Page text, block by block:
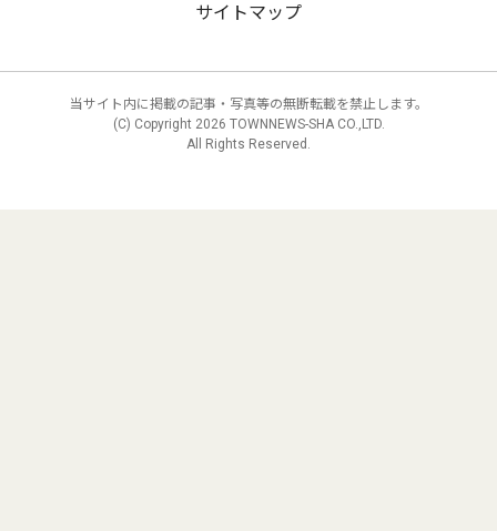
サイトマップ
当サイト内に掲載の記事・写真等の無断転載を禁止します。
(C) Copyright 2026 TOWNNEWS-SHA CO.,LTD.
All Rights Reserved.